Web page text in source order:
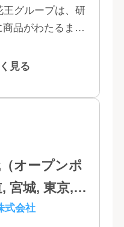
王グループは、研
品がわたるまで
量ともに他社に
見る
オープンポ
, 香川, 福岡
式会社